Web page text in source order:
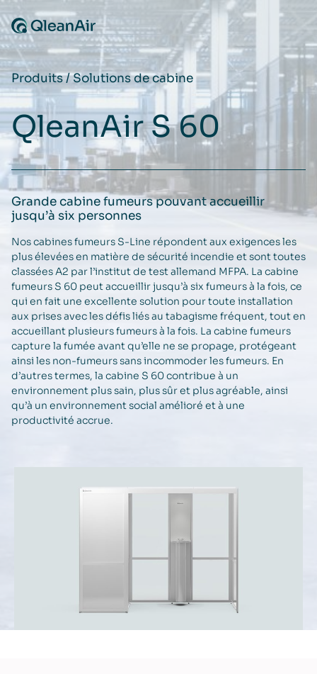
Produits/Solutions de cabine
QleanAir S 60
Grande cabine fumeurs pouvant accueillir
jusqu’à six personnes
Nos cabines fumeurs S-Line répondent aux exigences les
plus élevées en matière de sécurité incendie et sont toutes
classées A2 par l’institut de test allemand MFPA. La cabine
fumeurs S 60 peut accueillir jusqu’à six fumeurs à la fois, ce
qui en fait une excellente solution pour toute installation
aux prises avec les défis liés au tabagisme fréquent, tout en
accueillant plusieurs fumeurs à la fois. La cabine fumeurs
capture la fumée avant qu’elle ne se propage, protégeant
ainsi les non-fumeurs sans incommoder les fumeurs. En
d’autres termes, la cabine S 60 contribue à un
environnement plus sain, plus sûr et plus agréable, ainsi
qu’à un environnement social amélioré et à une
productivité accrue.